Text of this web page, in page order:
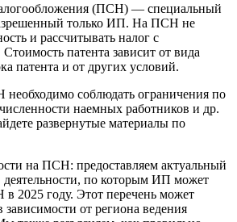
(ПСН) — специальный
только ИП. На ПСН не
и рассчитывать налог с
патента зависит от вида
патента и от других условий.
соблюдать ограничения по
наемных работников и др.
развернутые материалы по
на ПСН: предоставляем актуальный
деятельности, по которым ИП может
2025 году. Этот перечень может
зависимости от региона ведения